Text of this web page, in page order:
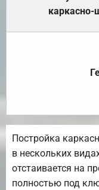
каркасно-
Постройка
в нескольких
отстаивается на
полностью под